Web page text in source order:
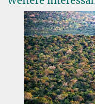
Aqua Diva
Der
konzentriert sich auf die
der biologischen Vielfalt
Beschaffenheit, der
Untergrunds, des Teils der